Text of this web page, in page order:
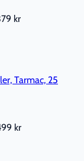
kr
Tarmac, 25
kr